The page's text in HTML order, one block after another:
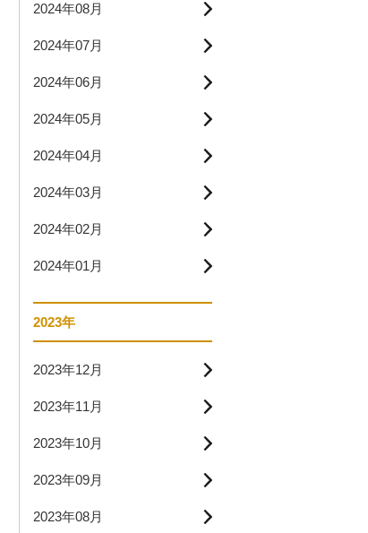
2024年08月
2024年07月
2024年06月
2024年05月
2024年04月
2024年03月
2024年02月
2024年01月
2023年
2023年12月
2023年11月
2023年10月
2023年09月
2023年08月